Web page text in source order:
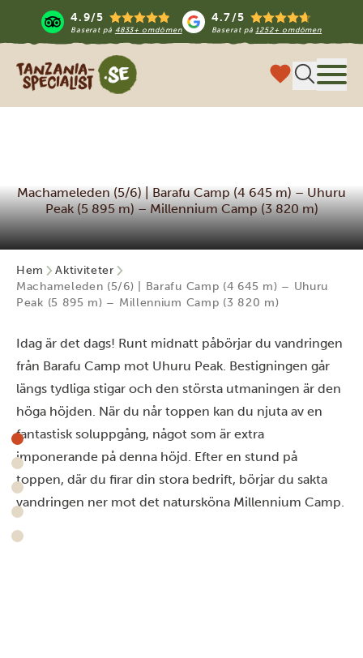
4.9/5
Baserat på 4833+ omdömen
4.7/5
Baserat på1252+ omdömen
Tanzania Specialist
Machameleden (5/6) | Barafu Camp (4 645 m) – Uhuru
Peak (5 895 m) – Millennium Camp (3 820 m)
Hem
Aktiviteter
Machameleden (5/6) | Barafu Camp (4 645 m) – Uhuru
Peak (5 895 m) – Millennium Camp (3 820 m)
Idag är det dags! Runt midnatt påbörjar du vandringen
från Barafu Camp mot Uhuru Peak. Bestigningen går
längs tydliga stigar och den största utmaningen är den
höga höjden. När du når toppen kan du njuta av en
fantastisk soluppgång, något som är extra
imponerande på denna höjd. Efter en stund på
toppen, där du firar din stora bedrift, börjar du sakta
vandringen ner mot det natursköna Millennium Camp.